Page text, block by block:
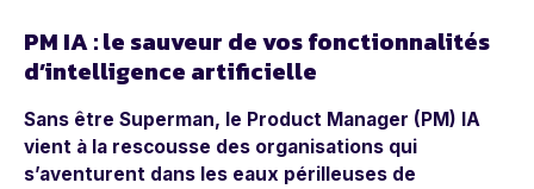
PM IA : le sauveur de vos fonctionnalités
d’intelligence artificielle
Sans être Superman, le Product Manager (PM) IA
vient à la rescousse des organisations qui
s’aventurent dans les eaux périlleuses de